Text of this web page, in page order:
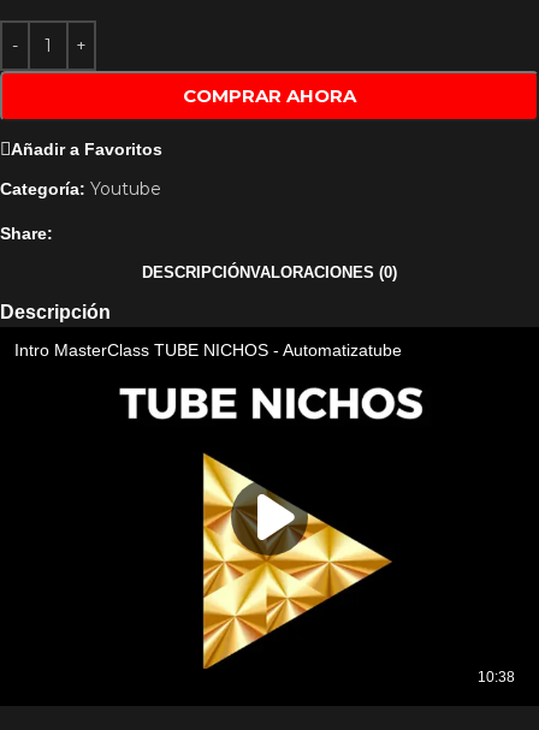
COMPRAR AHORA
Añadir a Favoritos
Categoría: Youtube
Share:
DESCRIPCIÓNVALORACIONES (0)
Descripción